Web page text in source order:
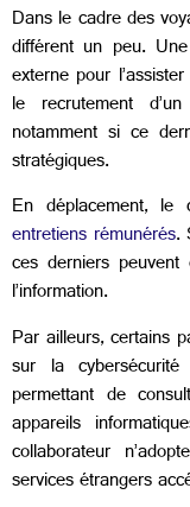
Dans le cadre des
différent un peu.
externe pour
le recrutement
notamment si ce
stratégiques.
En déplacement, le
entretiens rémunérés.
ces derniers
l’information.
Par ailleurs, certains
sur la
permettant de
appareils
collaborateur
services étrangers